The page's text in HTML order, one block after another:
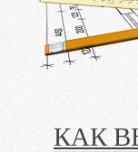
КАК